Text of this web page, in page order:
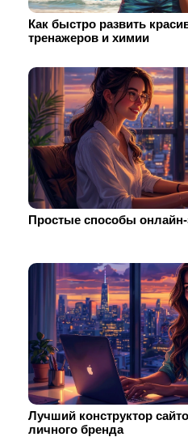
Как быстро развить
тренажеров и химии
Простые способы
Лучший конструктор
личного бренда